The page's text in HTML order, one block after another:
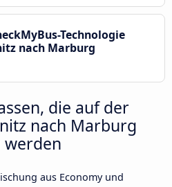
Technologie
nach Marburg
die auf der
nach Marburg
werden
aus Economy und